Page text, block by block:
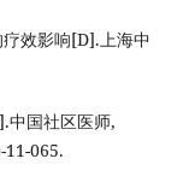
效影响[D].上海中
中国社区医师,
11-065.